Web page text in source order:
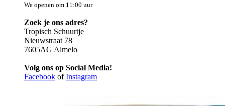
We openen om 11:00 uur
Zoek je ons adres?
Tropisch Schuurtje
Nieuwstraat 78
7605AG Almelo
Volg ons op Social Media!
Facebook ofInstagram